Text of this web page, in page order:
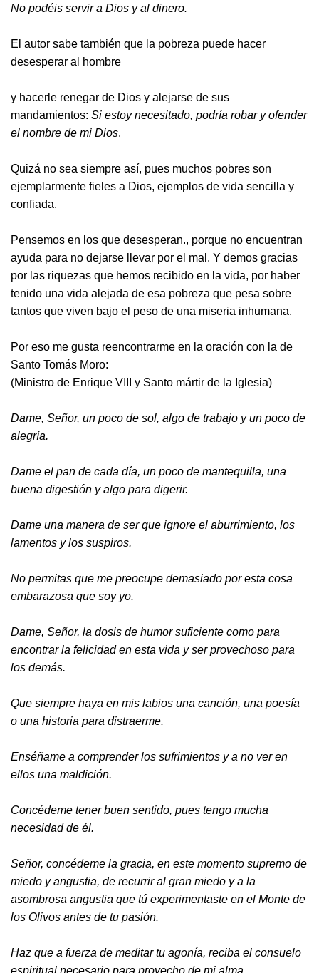
No podéis servir a Dios y al dinero.
El autor sabe también que la pobreza puede hacer
desesperar al hombre
y hacerle renegar de Dios y alejarse de sus
mandamientos: Si estoy necesitado, podría robar y ofender
el nombre de mi Dios.
Quizá no sea siempre así, pues muchos pobres son
ejemplarmente fieles a Dios, ejemplos de vida sencilla y
confiada.
Pensemos en los que desesperan., porque no encuentran
ayuda para no dejarse llevar por el mal. Y demos gracias
por las riquezas que hemos recibido en la vida, por haber
tenido una vida alejada de esa pobreza que pesa sobre
tantos que viven bajo el peso de una miseria inhumana.
Por eso me gusta reencontrarme en la oración con la de
Santo Tomás Moro:
(Ministro de Enrique VIII y Santo mártir de la Iglesia)
Dame, Señor, un poco de sol, algo de trabajo y un poco de
alegría.
Dame el pan de cada día, un poco de mantequilla, una
buena digestión y algo para digerir.
Dame una manera de ser que ignore el aburrimiento, los
lamentos y los suspiros.
No permitas que me preocupe demasiado por esta cosa
embarazosa que soy yo.
Dame, Señor, la dosis de humor suficiente como para
encontrar la felicidad en esta vida y ser provechoso para
los demás.
Que siempre haya en mis labios una canción, una poesía
o una historia para distraerme.
Enséñame a comprender los sufrimientos y a no ver en
ellos una maldición.
Concédeme tener buen sentido, pues tengo mucha
necesidad de él.
Señor, concédeme la gracia, en este momento supremo de
miedo y angustia, de recurrir al gran miedo y a la
asombrosa angustia que tú experimentaste en el Monte de
los Olivos antes de tu pasión.
Haz que a fuerza de meditar tu agonía, reciba el consuelo
espiritual necesario para provecho de mi alma.